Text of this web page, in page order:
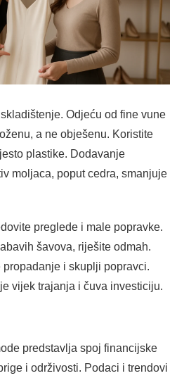
Odjeću od fine vune
a ne obješenu. Koristite
plastike. Dodavanje
moljaca, poput cedra, smanjuje
preglede i male popravke.
šavova, riješite odmah.
i skuplji popravci.
vijek trajanja i čuva investiciju.
predstavlja spoj financijske
i održivosti. Podaci i trendovi